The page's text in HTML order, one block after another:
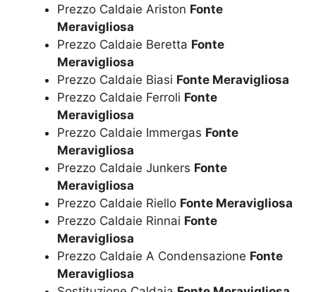
Prezzo Caldaie Ariston Fonte
Meravigliosa
Prezzo Caldaie Beretta Fonte
Meravigliosa
Prezzo Caldaie Biasi Fonte Meravigliosa
Prezzo Caldaie Ferroli Fonte
Meravigliosa
Prezzo Caldaie Immergas Fonte
Meravigliosa
Prezzo Caldaie Junkers Fonte
Meravigliosa
Prezzo Caldaie Riello Fonte Meravigliosa
Prezzo Caldaie Rinnai Fonte
Meravigliosa
Prezzo Caldaie A Condensazione Fonte
Meravigliosa